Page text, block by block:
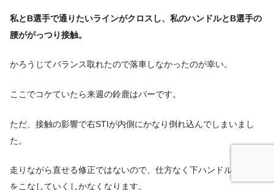
私とB選手で通りたいラインがクロスし、私のハンドルとB選手の
腰ががっつり接触。
かろうじてバランス取れたので落車しなかったのが幸い。
ここでコケていたら来週の鈴鹿はパーです。
ただ、接触の影響で右STIが内側にかなり倒れ込んでしまいまし
た。
走りながら直せる修正ではないので、仕方なく下ハンドルで残り
をこなしていくしかなくなります。